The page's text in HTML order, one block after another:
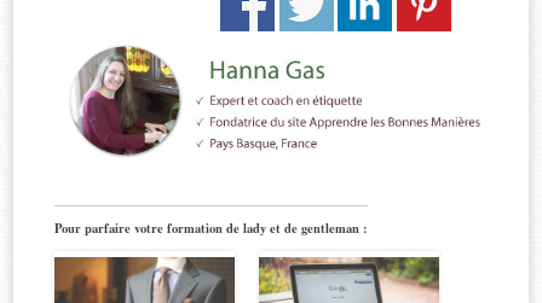
Pour parfaire votre formation de lady et de gentleman :